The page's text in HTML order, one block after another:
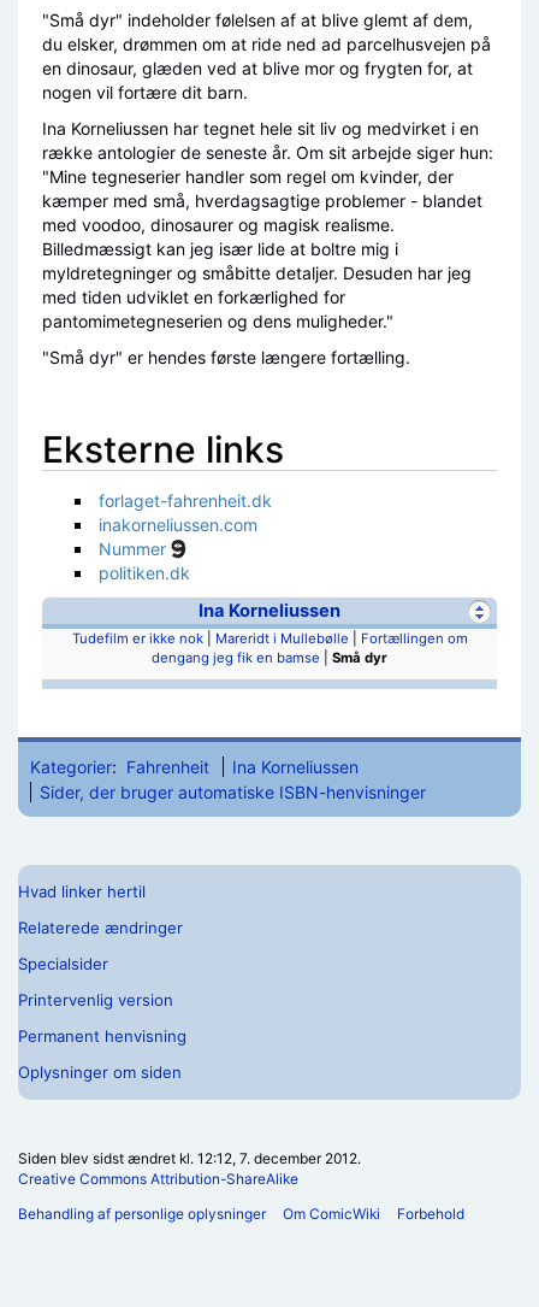
"Små dyr" indeholder følelsen af at blive glemt af dem,
du elsker, drømmen om at ride ned ad parcelhusvejen på
en dinosaur, glæden ved at blive mor og frygten for, at
nogen vil fortære dit barn.
Ina Korneliussen har tegnet hele sit liv og medvirket i en
række antologier de seneste år. Om sit arbejde siger hun:
"Mine tegneserier handler som regel om kvinder, der
kæmper med små, hverdagsagtige problemer - blandet
med voodoo, dinosaurer og magisk realisme.
Billedmæssigt kan jeg især lide at boltre mig i
myldretegninger og småbitte detaljer. Desuden har jeg
med tiden udviklet en forkærlighed for
pantomimetegneserien og dens muligheder."
"Små dyr" er hendes første længere fortælling.
Eksterne links
forlaget-fahrenheit.dk
inakorneliussen.com
Nummer
politiken.dk
Ina Korneliussen
Tudefilm er ikke nok| Mareridt i Mullebølle
Fortællingen om
dengang jeg fik en bamse
Små dyr
Kategorier: Fahrenheit
Ina Korneliussen
Sider, der bruger automatiske ISBN-henvisninger
Hvad linker hertil
Relaterede ændringer
Specialsider
Printervenlig version
Permanent henvisning
Oplysninger om siden
Siden blev sidst ændret kl. 12:12, 7. december 2012.
Creative Commons Attribution-ShareAlike
Behandling af personlige oplysninger
Om ComicWiki Forbehold